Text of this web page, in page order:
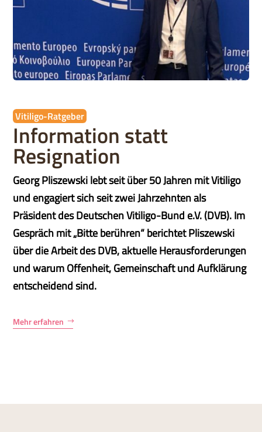
Vitiligo-Ratgeber
Information statt
Resignation
Georg Pliszewski lebt seit über 50 Jahren mit Vitiligo
und engagiert sich seit zwei Jahrzehnten als
Präsident des Deutschen Vitiligo-Bund e.V. (DVB). Im
Gespräch mit „Bitte berühren“ berichtet Pliszewski
über die Arbeit des DVB, aktuelle Herausforderungen
und warum Offenheit, Gemeinschaft und Aufklärung
entscheidend sind.
Mehr erfahren